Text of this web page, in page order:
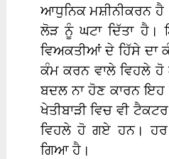
ਆਧੁਨਿਕ ਮਸ਼ੀਨੀਕਰਨ
ਲੋੜ ਨੂੰ ਘਟਾ ਦਿੱਤਾ
ਵਿਅਕਤੀਆਂ ਦੇ ਹਿੱਸੇ ਦਾ
ਕੰਮ ਕਰਨ ਵਾਲੇ ਵਿਹਲੇ
ਬਦਲ ਨਾ ਹੋਣ ਕਾਰਨ ਇਹ
ਖੇਤੀਬਾੜੀ ਵਿਚ ਵੀ
ਵਿਹਲੇ ਹੋ ਗਏ ਹਨ। ਹਰ
ਗਿਆ ਹੈ।